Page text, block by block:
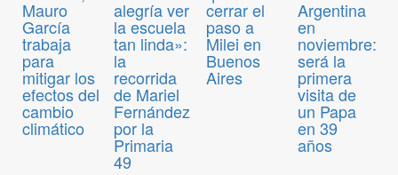
Mauro
García
trabaja
para
mitigar los
efectos del
cambio
climático
alegría ver
la escuela
tan linda»:
la
recorrida
de Mariel
Fernández
por la
Primaria
49
cerrar el
paso a
Milei en
Buenos
Aires
Argentina
en
noviembre:
será la
primera
visita de
un Papa
en 39
años